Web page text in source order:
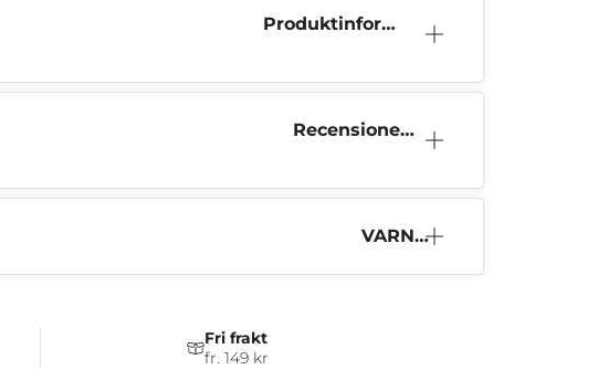
Produktinform
Recensioner
VARNI
Fri frakt
fr. 149 kr